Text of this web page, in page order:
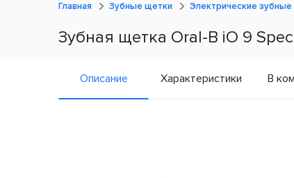
Главная Зубные щетки Электрические
Зубная щетка Oral-B iO 9
Описание Характеристики В